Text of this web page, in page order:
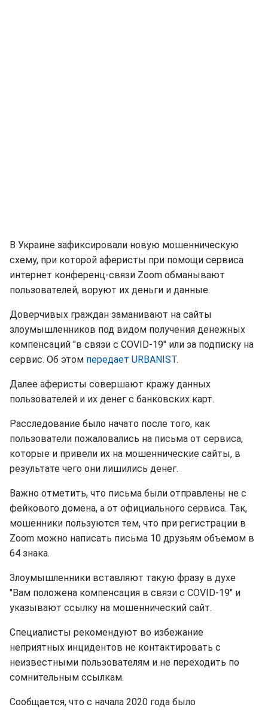
В Украине зафиксировали новую мошенническую
схему, при которой аферисты при помощи сервиса
интернет конференц-связи Zoom обманывают
пользователей, воруют их деньги и данные.
Доверчивых граждан заманивают на сайты
злоумышленников под видом получения денежных
компенсаций "в связи с COVID-19" или за подписку на
сервис. Об этом передает URBANIST.
Далее аферисты совершают кражу данных
пользователей и их денег с банковских карт.
Расследование было начато после того, как
пользователи пожаловались на письма от сервиса,
которые и привели их на мошеннические сайты, в
результате чего они лишились денег.
Важно отметить, что письма были отправлены не с
фейкового домена, а от официального сервиса. Так,
мошенники пользуются тем, что при регистрации в
Zoom можно написать письма 10 друзьям объемом в
64 знака.
Злоумышленники вставляют такую фразу в духе
"Вам положена компенсация в связи с COVID-19" и
указывают ссылку на мошеннический сайт.
Специалисты рекомендуют во избежание
неприятных инцидентов не контактировать с
неизвестными пользователям и не переходить по
сомнительным ссылкам.
Сообщается, что с начала 2020 года было